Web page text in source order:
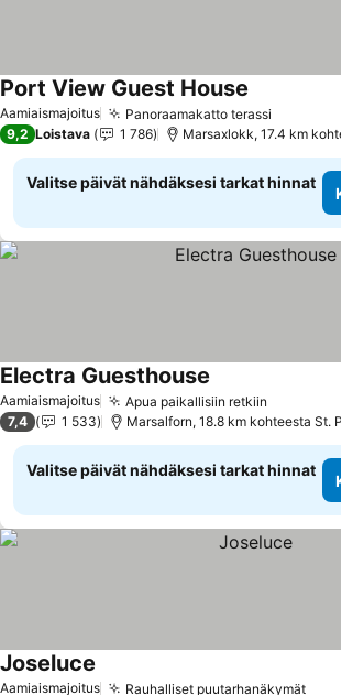
Aamiaismajoitus Panoraamakatto terassi
Port View Guest House
9,2 Loistava 1 786 Marsaxlokk, 17.4 km
Valitse päivät nähdäksesi tarkat hinnat
Aamiaismajoitus Apua paikallisiin retkiin
Electra Guesthouse
7,4 1 533 Marsalforn, 18.8 km kohteesta St.
Valitse päivät nähdäksesi tarkat hinnat
Aamiaismajoitus Rauhalliset puutarhanäkymät
Joseluce